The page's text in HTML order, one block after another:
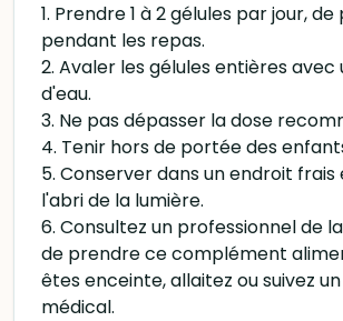
1. Prendre 1 à 2 gélules par jour,
pendant les repas.
2. Avaler les gélules entières avec
d'eau.
3. Ne pas dépasser la dose
4. Tenir hors de portée des
5. Conserver dans un endroit frais
l'abri de la lumière.
6. Consultez un professionnel de
de prendre ce complément
êtes enceinte, allaitez ou suivez
médical.